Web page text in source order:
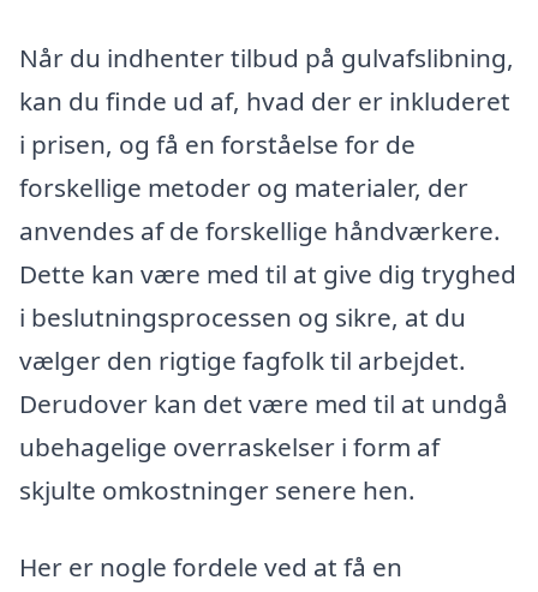
Når du indhenter tilbud på gulvafslibning,
kan du finde ud af, hvad der er inkluderet
i prisen, og få en forståelse for de
forskellige metoder og materialer, der
anvendes af de forskellige håndværkere.
Dette kan være med til at give dig tryghed
i beslutningsprocessen og sikre, at du
vælger den rigtige fagfolk til arbejdet.
Derudover kan det være med til at undgå
ubehagelige overraskelser i form af
skjulte omkostninger senere hen.
Her er nogle fordele ved at få en